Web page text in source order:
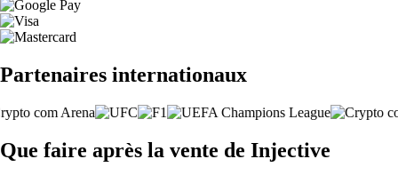
Partenaires internationaux
Que faire après la vente de Injective